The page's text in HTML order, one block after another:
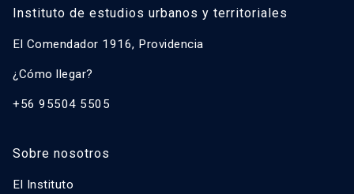
Instituto de estudios urbanos y territoriales
El Comendador 1916, Providencia
¿Cómo llegar?
+56 95504 5505
Sobre nosotros
El Instituto